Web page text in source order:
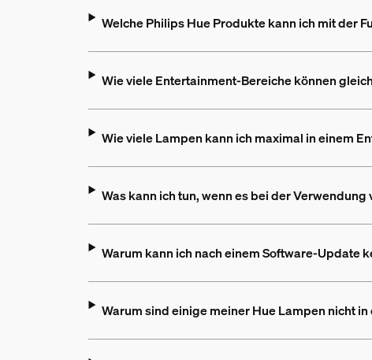
Welche Philips Hue Produkte kann ich mit der
Wie viele Entertainment-Bereiche können
Wie viele Lampen kann ich maximal in einem
Was kann ich tun, wenn es bei der
Warum kann ich nach einem Software-Update
Warum sind einige meiner Hue Lampen nicht